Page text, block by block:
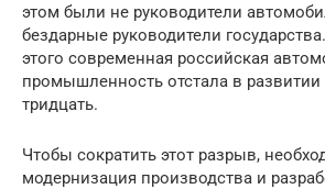
этом были не руководители
бездарные руководители
этого современная российская
промышленность отстала в
тридцать.
Чтобы сократить этот разрыв,
модернизация производства и